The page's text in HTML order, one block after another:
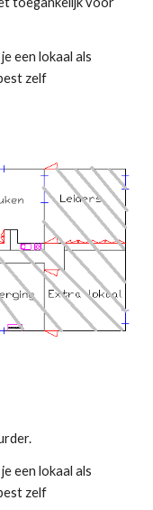
een lokaal als
zelf
een lokaal als
zelf